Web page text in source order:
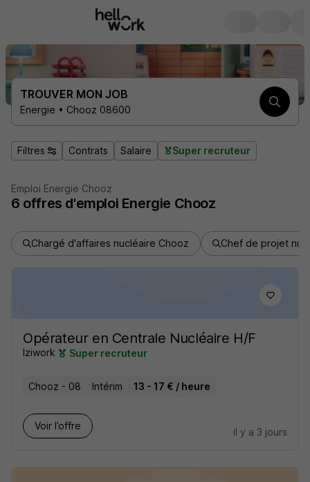
TROUVER MON JOB
Energie • Chooz 08600
Filtres Contrats Salaire Super recruteur
Emploi Energie Chooz
6 offres d'emploi Energie Chooz
Chargé d'affaires nucléaire Chooz Chef de projet
Opérateur en Centrale Nucléaire H/F
Iziwork Super recruteur
Chooz - 08 Intérim 13 - 17 € / heure
Voir l’offre
il y a 3 jours